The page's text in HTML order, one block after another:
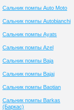
Сальник помпы Auto Moto
Сальник помпы Autobianchi
Сальник помпы Ayats
Сальник помпы Azel
Сальник помпы Baja
Сальник помпы Bajaj
Сальник помпы Baotian
Сальник помпы Barkas
(Баркас)